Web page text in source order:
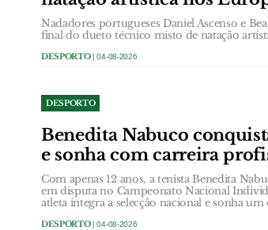
Nadadores portugueses Daniel Ascenso e
final do dueto técnico misto de natação
DESPORTO| 04-08-2026
DESPORTO
Benedita Nabuco
e sonha com carreira
Com apenas 12 anos, a tenista Benedita
em disputa no Campeonato Nacional
atleta integra a selecção nacional e sonha
DESPORTO| 04-08-2026